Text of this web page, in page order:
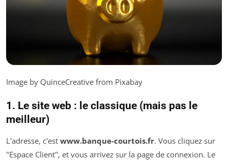
Image by QuinceCreative from Pixabay
1. Le site web : le classique (mais pas le
meilleur)
L'adresse, c'est www.banque-courtois.fr. Vous cliquez sur
"Espace Client", et vous arrivez sur la page de connexion. Le